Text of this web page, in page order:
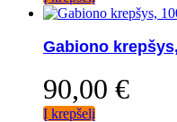
Gabiono
90,00 €
Į krepšelį